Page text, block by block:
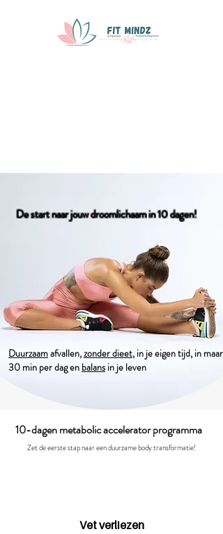
De start naar jouw droomlichaam in 10 dagen!
Duurzaamafvallen,zonder dieet, in je eigen tijd, in maar
30 min per dag en balansin je leven
10-dagen metabolic accelerator programma
Zet de eerste stap naar een duurzame body transformatie!
Vet verliezen